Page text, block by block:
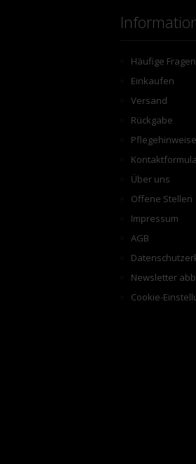
Häufige Fragen
Einkaufen
Versand
Rückgabe
Pflegehinweise
Über uns
Offene Stellen
Impressum
AGB
Newsletter
Cookie-